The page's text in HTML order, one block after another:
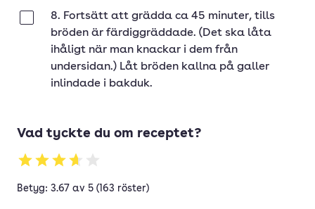
8. Fortsätt att grädda ca 45 minuter, tills
bröden är färdiggräddade. (Det ska låta
ihåligt när man knackar i dem från
undersidan.) Låt bröden kallna på galler
inlindade i bakduk.
Vad tyckte du om receptet?
Betyg: 3.67 av 5 (163 röster)